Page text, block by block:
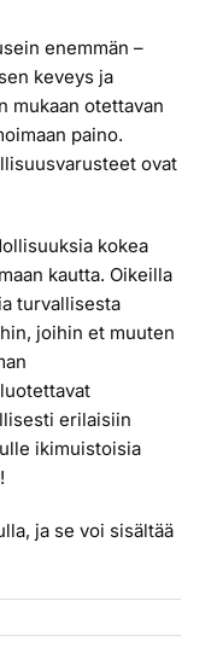
enemmän –
keveys ja
mukaan otettavan
paino.
ovat
kokea
kautta. Oikeilla
turvallisesta
joihin et muuten
erilaisiin
ikimuistoisia
ja se voi sisältää